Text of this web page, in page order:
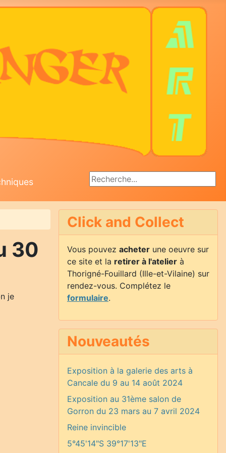
Rechercher
30
je
Click and Collect
Vous pouvez acheter une oeuvre sur
ce site et la retirer à l'atelier à
Thorigné-Fouillard (Ille-et-Vilaine) sur
rendez-vous. Complétez le
formulaire.
Nouveautés
Exposition à la galerie des arts à
Cancale du 9 au 14 août 2024
Exposition au 31ème salon de
Gorron du 23 mars au 7 avril 2024
Reine invincible
5°45'14"S 39°17'13"E